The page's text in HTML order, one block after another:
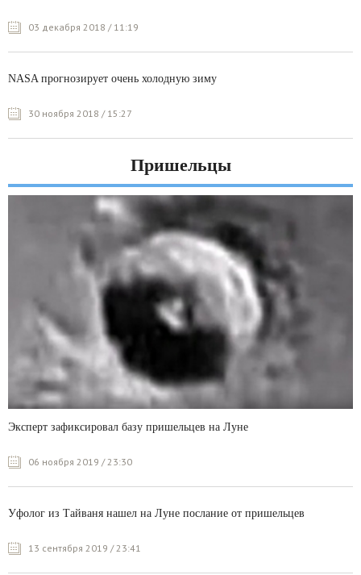
03 декабря 2018 / 11:19
NASA прогнозирует очень холодную зиму
30 ноября 2018 / 15:27
Пришельцы
Эксперт зафиксировал базу пришельцев на Луне
06 ноября 2019 / 23:30
Уфолог из Тайваня нашел на Луне послание от пришельцев
13 сентября 2019 / 23:41